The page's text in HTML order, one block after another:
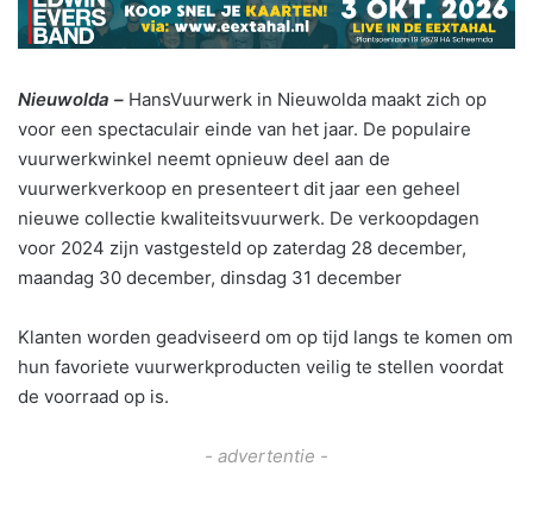
Nieuwolda – HansVuurwerk in Nieuwolda maakt zich op
voor een spectaculair einde van het jaar. De populaire
vuurwerkwinkel neemt opnieuw deel aan de
vuurwerkverkoop en presenteert dit jaar een geheel
nieuwe collectie kwaliteitsvuurwerk. De verkoopdagen
voor 2024 zijn vastgesteld op zaterdag 28 december,
maandag 30 december, dinsdag 31 december
Klanten worden geadviseerd om op tijd langs te komen om
hun favoriete vuurwerkproducten veilig te stellen voordat
de voorraad op is.
- advertentie -